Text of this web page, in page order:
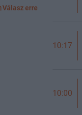
Válasz erre
10:17
10:00